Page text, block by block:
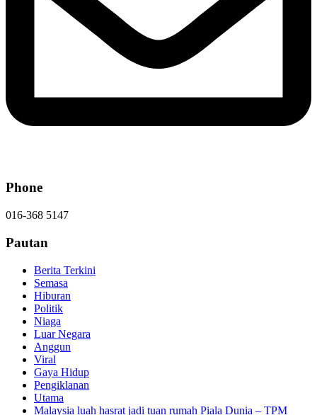
Phone
016-368 5147
Pautan
Berita Terkini
Semasa
Hiburan
Politik
Niaga
Luar Negara
Anggun
Viral
Gaya Hidup
Pengiklanan
Utama
Malaysia luah hasrat jadi tuan rumah Piala Dunia – TPM